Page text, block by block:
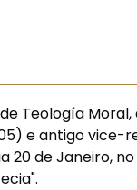
Teología
e antigo
20 de Janeiro,